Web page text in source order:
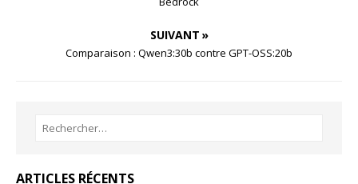
SUIVANT »
Comparaison : Qwen3:30b contre GPT-OSS:20b
ARTICLES RÉCENTS